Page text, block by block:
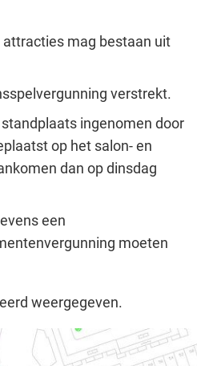
mag bestaan uit
verstrekt.
ingenomen door
op het salon- en
dan op dinsdag
een
moeten
weergegeven.